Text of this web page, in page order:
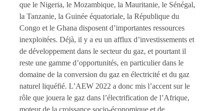
que le Nigeria, le Mozambique, la Mauritanie, le Sénégal,
la Tanzanie, la Guinée équatoriale, la République du
Congo et le Ghana disposent d’importantes ressources
inexploitées. Déjà, il y a eu un afflux d’investissements et
de développement dans le secteur du gaz, et pourtant il
reste une gamme d’opportunités, en particulier dans le
domaine de la conversion du gaz en électricité et du gaz
naturel liquéfié. L’AEW 2022 a donc mis l’accent sur le
rôle que jouera le gaz dans l’électrification de l’Afrique,